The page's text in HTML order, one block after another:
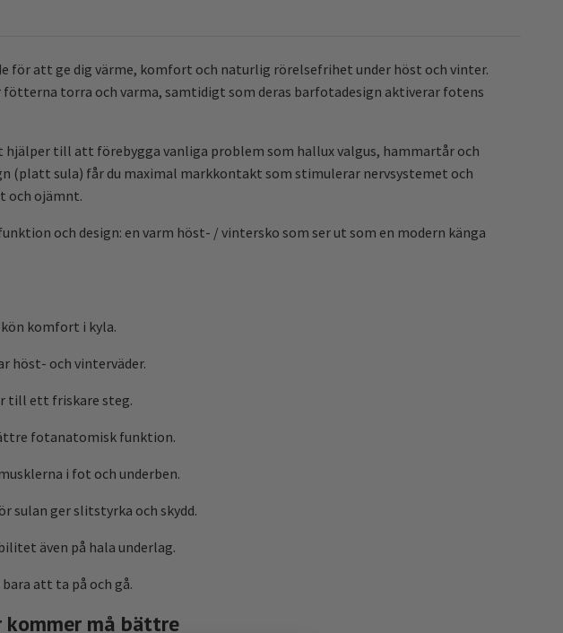
för att ge dig värme, komfort och naturlig rörelsefrihet under höst och vinter.
fötterna torra och varma, samtidigt som deras barfotadesign aktiverar fotens
till att förebygga vanliga problem som hallux valgus, hammartår och
(platt sula) får du maximal markkontakt som stimulerar nervsystemet och
och ojämnt.
och design: en varm höst- / vintersko som ser ut som en modern känga
komfort i kyla.
höst- och vinterväder.
till ett friskare steg.
fotanatomisk funktion.
i fot och underben.
sulan ger slitstyrka och skydd.
även på hala underlag.
att ta på och gå.
må bättre